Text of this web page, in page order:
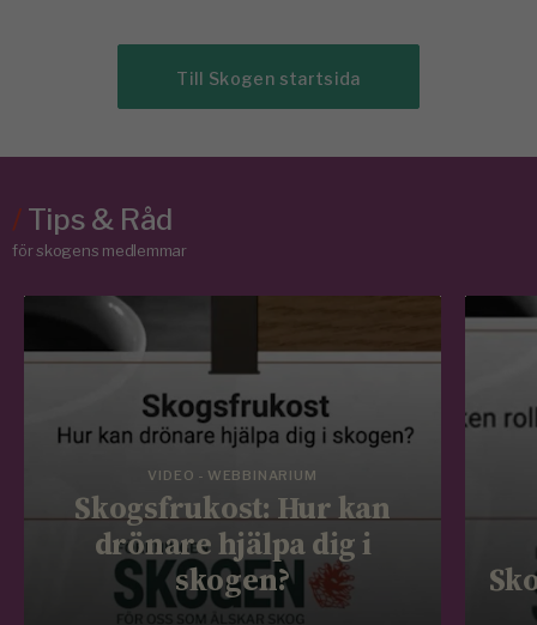
Till Skogen startsida
/Tips & Råd
för skogens medlemmar
VIDEO - WEBBINARIUM
Skogsfrukost: Hur kan
drönare hjälpa dig i
skogen?